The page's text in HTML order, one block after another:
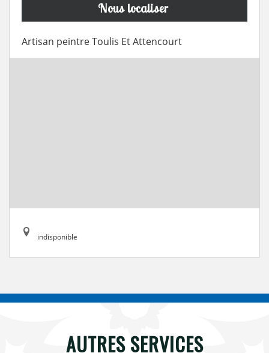
Nous localiser
Artisan peintre Toulis Et Attencourt
indisponible
AUTRES SERVICES